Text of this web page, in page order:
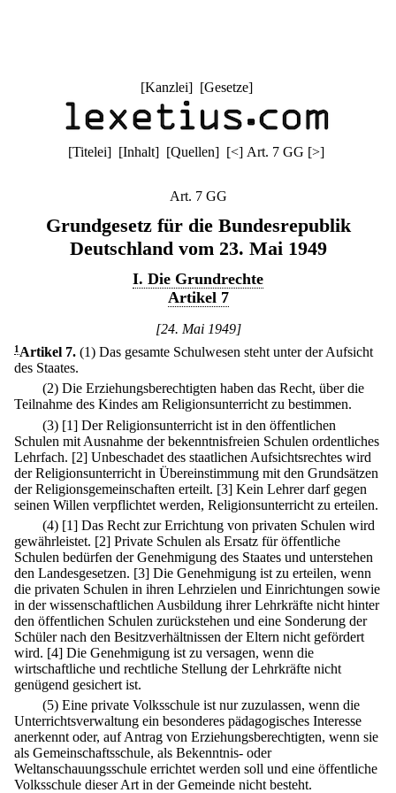
[Kanzlei] [Gesetze]
[Titelei] [Inhalt] [Quellen] [<] Art. 7 GG [>]
Art. 7 GG
Grundgesetz für die Bundesrepublik
Deutschland vom 23. Mai 1949
I. Die Grundrechte
Artikel 7
[24. Mai 1949]
1 Artikel 7. (1) Das gesamte Schulwesen steht unter der Aufsicht
des Staates.
(2) Die Erziehungsberechtigten haben das Recht, über die
Teilnahme des Kindes am Religionsunterricht zu bestimmen.
(3) [1] Der Religionsunterricht ist in den öffentlichen
Schulen mit Ausnahme der bekenntnisfreien Schulen ordentliches
Lehrfach. [2] Unbeschadet des staatlichen Aufsichtsrechtes wird
der Religionsunterricht in Übereinstimmung mit den Grundsätzen
der Religionsgemeinschaften erteilt. [3] Kein Lehrer darf gegen
seinen Willen verpflichtet werden, Religionsunterricht zu erteilen.
(4) [1] Das Recht zur Errichtung von privaten Schulen wird
gewährleistet. [2] Private Schulen als Ersatz für öffentliche
Schulen bedürfen der Genehmigung des Staates und unterstehen
den Landesgesetzen. [3] Die Genehmigung ist zu erteilen, wenn
die privaten Schulen in ihren Lehrzielen und Einrichtungen sowie
in der wissenschaftlichen Ausbildung ihrer Lehrkräfte nicht hinter
den öffentlichen Schulen zurückstehen und eine Sonderung der
Schüler nach den Besitzverhältnissen der Eltern nicht gefördert
wird. [4] Die Genehmigung ist zu versagen, wenn die
wirtschaftliche und rechtliche Stellung der Lehrkräfte nicht
genügend gesichert ist.
(5) Eine private Volksschule ist nur zuzulassen, wenn die
Unterrichtsverwaltung ein besonderes pädagogisches Interesse
anerkennt oder, auf Antrag von Erziehungsberechtigten, wenn sie
als Gemeinschaftsschule, als Bekenntnis- oder
Weltanschauungsschule errichtet werden soll und eine öffentliche
Volksschule dieser Art in der Gemeinde nicht besteht.